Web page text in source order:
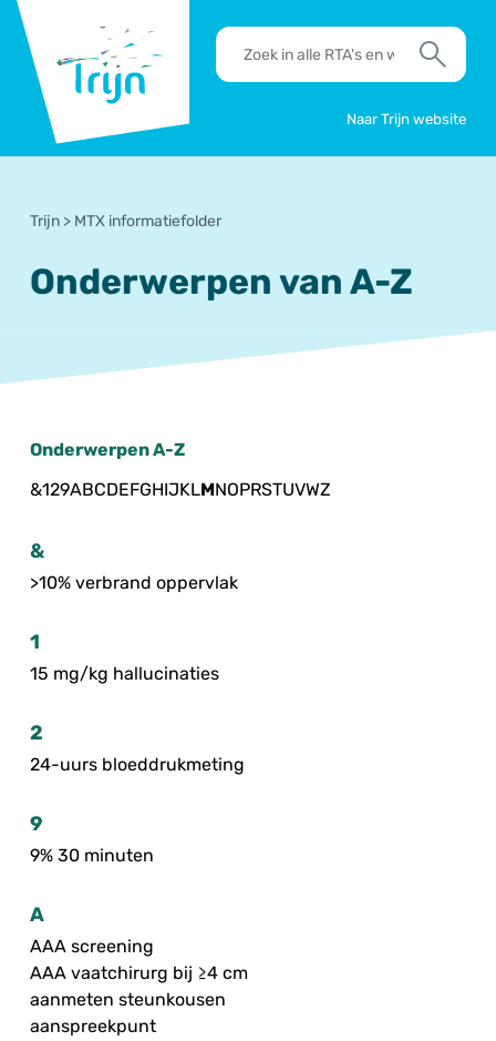
Trijn
RTA's
en
Zoek
Naar Trijn website
Trijn > MTX informatiefolder
Onderwerpen van A-Z
Onderwerpen A-Z
&129ABCDEFGHIJKLMNOPRSTUVWZ
&
>10% verbrand oppervlak
1
15 mg/kg hallucinaties
2
24-uurs bloeddrukmeting
9
9% 30 minuten
A
AAA screening
AAA vaatchirurg bij ≥4 cm
aanmeten steunkousen
aanspreekpunt